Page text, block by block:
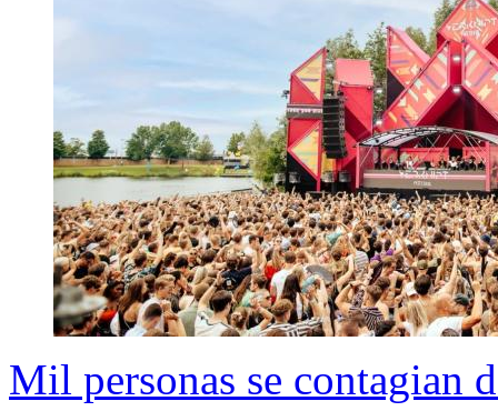
Mil personas se contagian